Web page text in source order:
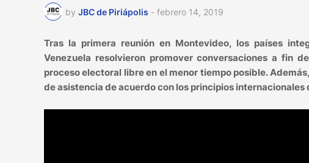
by JBC de Piriápolis - febrero 14, 2019
Tras la primera reunión en Montevideo, los países
Venezuela resolvieron promover conversaciones a fin
proceso electoral libre en el menor tiempo posible.
de asistencia de acuerdo con los principios internacionales